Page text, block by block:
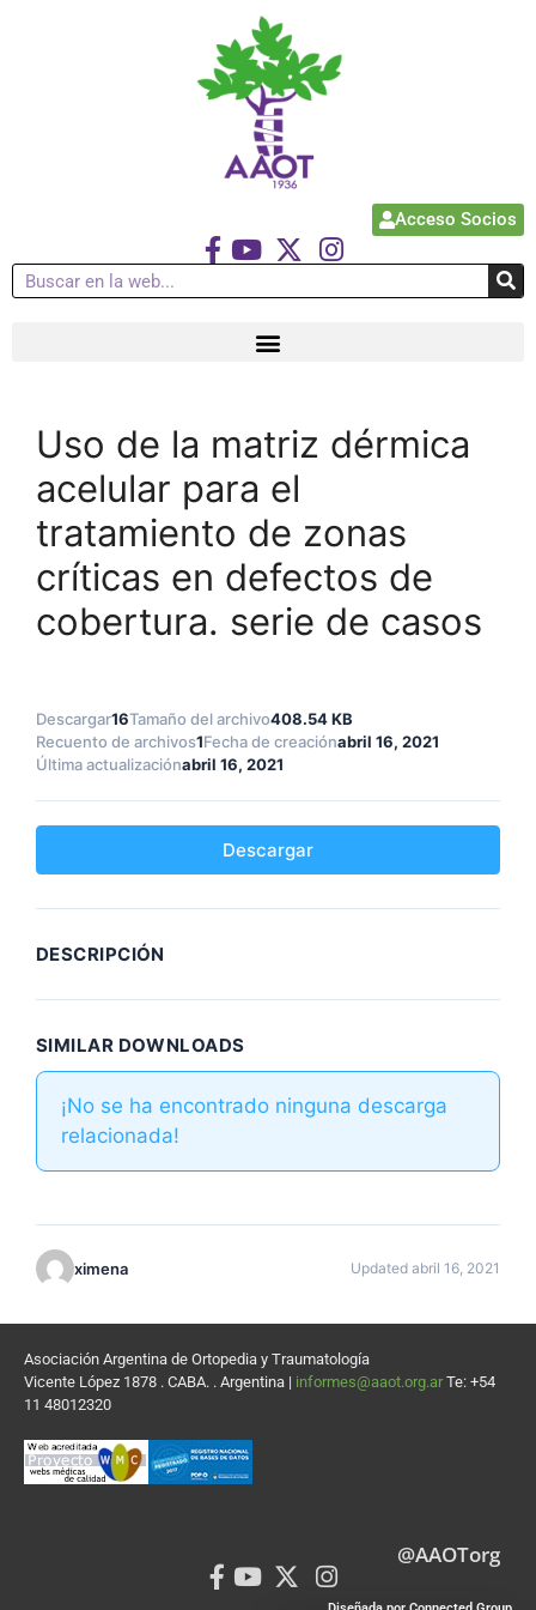
Acceso Socios
Uso de la matriz dérmica
acelular para el
tratamiento de zonas
críticas en defectos de
cobertura. serie de casos
Descargar16Tamaño del archivo408.54 KB
Recuento de archivos1Fecha de creaciónabril 16, 2021
Última actualizaciónabril 16, 2021
Descargar
DESCRIPCIÓN
SIMILAR DOWNLOADS
¡No se ha encontrado ninguna descarga
relacionada!
ximena Updated abril 16, 2021
Asociación Argentina de Ortopedia y Traumatología
Vicente López 1878 . CABA. . Argentina | informes@aaot.org.ar Te: +54
11 48012320
@AAOTorg